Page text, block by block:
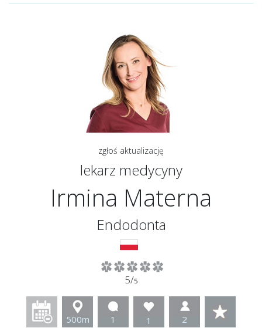
zgłoś aktualizację
lekarz medycyny
Irmina Materna
Endodonta
5/5
500m 1 1 2